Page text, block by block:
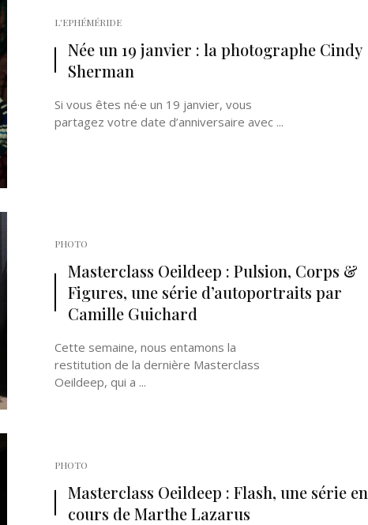
L'EPHÉMÉRIDE
Née un 19 janvier : la photographe Cindy
Sherman
Si vous êtes né·e un 19 janvier, vous
partagez votre date d’anniversaire avec ...
PHOTO
Masterclass Oeildeep : Pulsion, Corps &
Figures, une série d’autoportraits par
Camille Guichard
Cette semaine, nous entamons la
restitution de la dernière Masterclass
Oeildeep, qui a ...
PHOTO
Masterclass Oeildeep : Flash, une série en
cours de Marthe Lazarus